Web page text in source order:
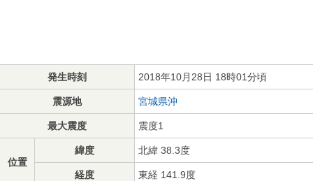
発生時刻 2018年10月28日 18時01分頃
震源地 宮城県沖
最大震度 震度1
位置
緯度 北緯 38.3度
経度 東経 141.9度